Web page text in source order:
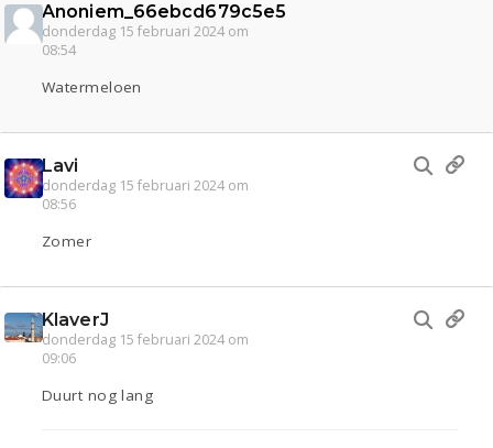
Anoniem_66ebcd679c5e5
donderdag 15 februari 2024 om
08:54
Watermeloen
Lavi
donderdag 15 februari 2024 om
08:56
Zomer
KlaverJ
donderdag 15 februari 2024 om
09:06
Duurt nog lang